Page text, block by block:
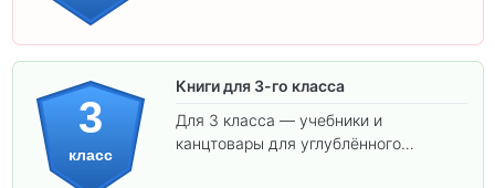
3
класс
Книги для 3-го класса
Для 3 класса — учебники и
канцтовары для углублённого